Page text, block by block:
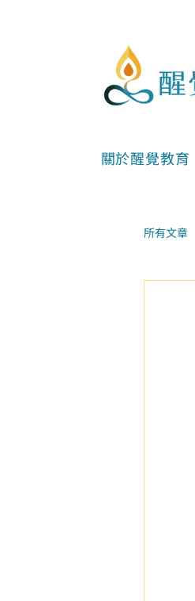
關於醒覺教育
所有文章